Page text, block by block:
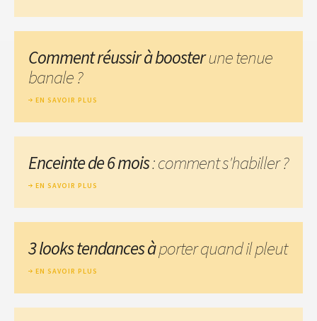
Comment réussir à boosterune tenue
banale ?
EN SAVOIR PLUS
Enceinte de 6 mois: comment s'habiller ?
EN SAVOIR PLUS
3 looks tendances àporter quand il pleut
EN SAVOIR PLUS